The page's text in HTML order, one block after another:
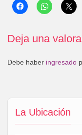
La Ubicación
Deja una
Debe haber ingresado